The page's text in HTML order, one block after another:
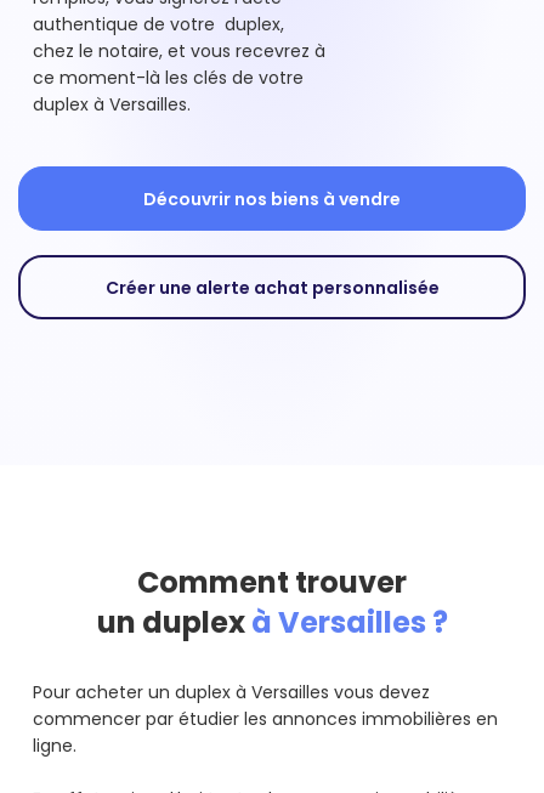
authentique de votre duplex,
chez le notaire, et vous recevrez à
ce moment-là les clés de votre
duplex à Versailles.
Découvrir nos biens à vendre
Créer une alerte achat personnalisée
Comment trouver
un duplexà Versailles ?
Pour acheter un duplex à Versailles vous devez
commencer par étudier les annonces immobilières en
ligne.